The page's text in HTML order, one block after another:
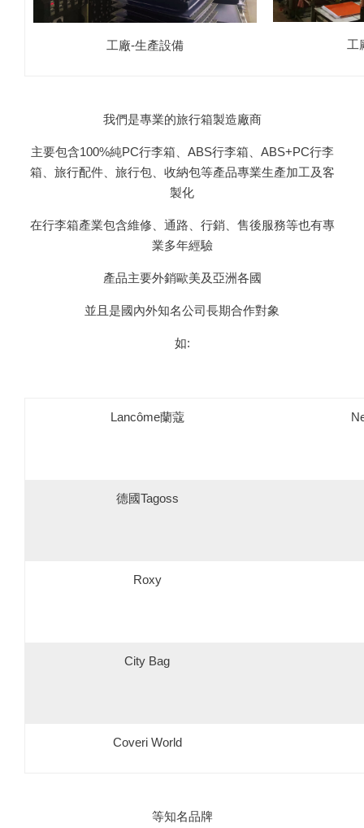
工廠-生產設備 工
我們是專業的旅行箱製造廠商
主要包含100%純PC行李箱、ABS行李箱、ABS+PC行李
箱、旅行配件、旅行包、收納包等產品專業生產加工及客
製化
在行李箱產業包含維修、通路、行銷、售後服務等也有專
業多年經驗
產品主要外銷歐美及亞洲各國
並且是國內外知名公司長期合作對象
如:
Lancôme蘭蔻
德國Tagoss
Roxy
City Bag
Coveri World
等知名品牌